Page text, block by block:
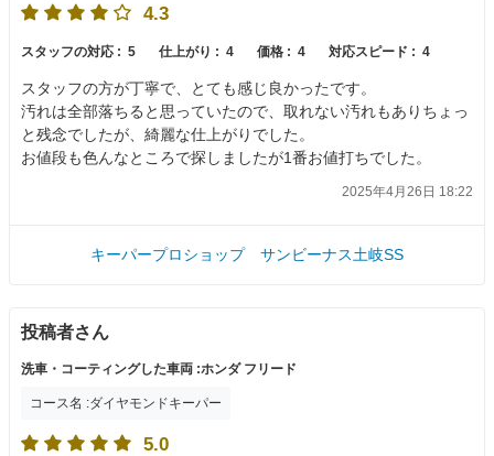
4.3
スタッフの対応 : 5 仕上がり : 4 価格 : 4 対応スピード : 4
スタッフの方が丁寧で、とても感じ良かったです。
汚れは全部落ちると思っていたので、取れない汚れもありちょっ
と残念でしたが、綺麗な仕上がりでした。
お値段も色んなところで探しましたが1番お値打ちでした。
2025年4月26日 18:22
キーパープロショップ サンビーナス土岐SS
投稿者さん
洗車・コーティングした車両 :ホンダ フリード
コース名 :ダイヤモンドキーパー
5.0